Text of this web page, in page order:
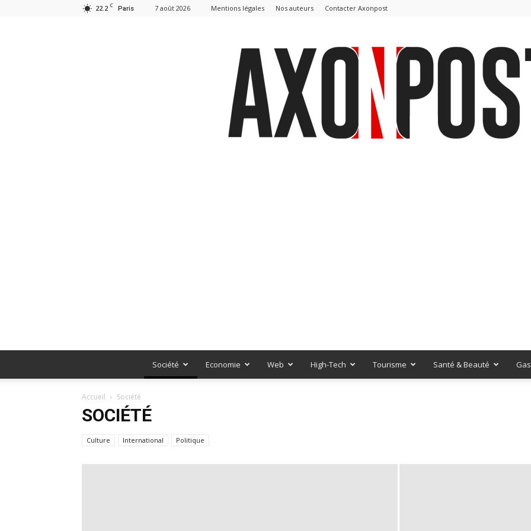
22.2 C Paris 7 août 2026 Mentions légales Nos auteurs Contacter Axonpost
Société Economie Web High-Tech Tourisme Santé & Beauté
Accueil Société
SOCIÉTÉ
Culture International Politique